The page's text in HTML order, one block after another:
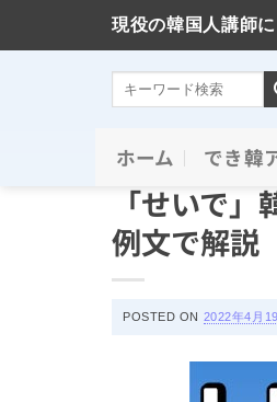
現役の韓国人講師
ホーム でき韓
必須文法と表現
「せいで
例文で解説
POSTED ON 2022年4月